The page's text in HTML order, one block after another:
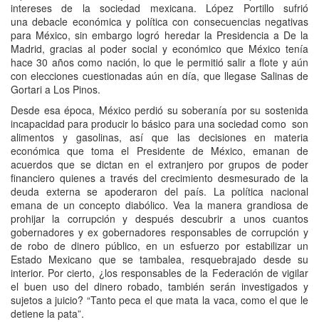
intereses de la sociedad mexicana. López Portillo sufrió
unadebacle económica y política con consecuencias negativas
para México, sin embargo logró heredar la Presidencia a De la
Madrid, gracias al poder social y económico que México tenía
hace 30 años como nación, lo que le permitió salir a flote y aún
con elecciones cuestionadas aún en día, que llegase Salinas de
Gortari a Los Pinos.
Desde esa época, México perdió su soberanía por su sostenida
incapacidad para producir lo básico para una sociedad como son
alimentos y gasolinas, así que las decisiones en materia
económica que toma el Presidente de México, emanan de
acuerdos que se dictan en el extranjero por grupos de poder
financiero quienes a través del crecimiento desmesurado de la
deuda externa se apoderaron del país. La política nacional
emana de un concepto diabólico. Vea la manera grandiosa de
prohijar la corrupción y después descubrir a unos cuantos
gobernadores y ex gobernadores responsables de corrupción y
de robo de dinero público, en un esfuerzo por estabilizar un
Estado Mexicano que se tambalea, resquebrajado desde su
interior. Por cierto, ¿los responsables de la Federación de vigilar
el buen uso del dinero robado, también serán investigados y
sujetos a juicio? “Tanto peca el que mata la vaca, como el que le
detiene la pata”.